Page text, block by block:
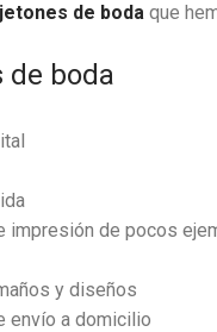
de boda que
de boda
impresión de pocos
y diseños
envío a domicilio